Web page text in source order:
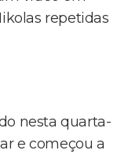
repetidas
nesta quarta-
e começou a